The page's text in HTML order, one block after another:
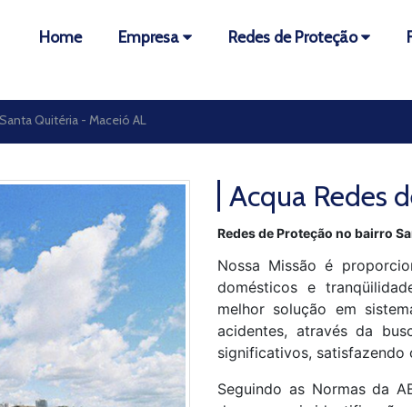
Home Empresa Redes de Proteção
Quitéria - Maceió AL
Acqua Redes
Redes de Proteção no bairro
Nossa Missão é
domésticos e
melhor solução em
acidentes, através da
significativos, satisfazendo
Seguindo as Normas da